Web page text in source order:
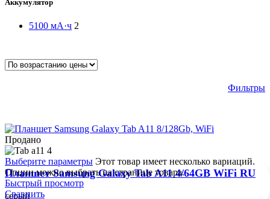
Аккумулятор
5100 мА·ч 2
Фильтры
Продано
Выберите параметры Этот товар имеет несколько вариаций.
Опции можно выбрать на странице товара.
Быстрый просмотр
Сравнить
Планшет Samsung Galaxy Tab A11 4/64GB WiFi RU
серый